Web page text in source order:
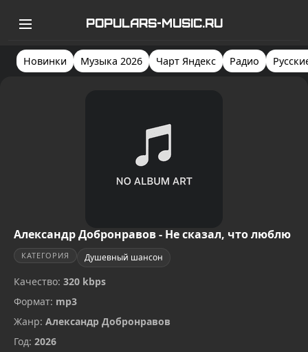
POPULARS-MUSIC.RU
Новинки Музыка 2026 Чарт Яндекс Радио
Александр Добронравов - Не сказал, что люблю
КАТЕГОРИЯ Душевный шансон
Качество: 320 kbps
Формат: mp3
Жанр: Александр Добронравов
Год: 2026